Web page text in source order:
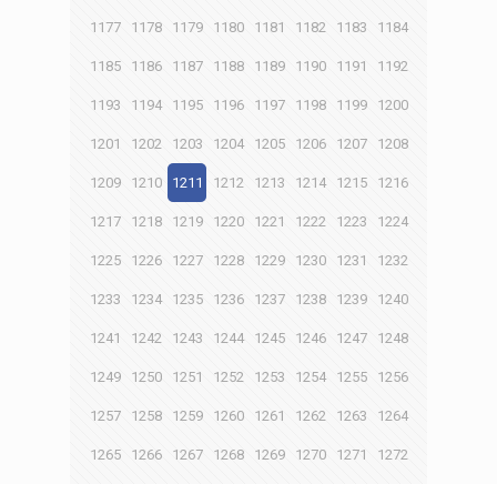
1177 1178 1179 1180 1181 1182 1183 1184
1185 1186 1187 1188 1189 1190 1191 1192
1193 1194 1195 1196 1197 1198 1199 1200
1201 1202 1203 1204 1205 1206 1207 1208
1209 1210 1211 1212 1213 1214 1215 1216
1217 1218 1219 1220 1221 1222 1223 1224
1225 1226 1227 1228 1229 1230 1231 1232
1233 1234 1235 1236 1237 1238 1239 1240
1241 1242 1243 1244 1245 1246 1247 1248
1249 1250 1251 1252 1253 1254 1255 1256
1257 1258 1259 1260 1261 1262 1263 1264
1265 1266 1267 1268 1269 1270 1271 1272